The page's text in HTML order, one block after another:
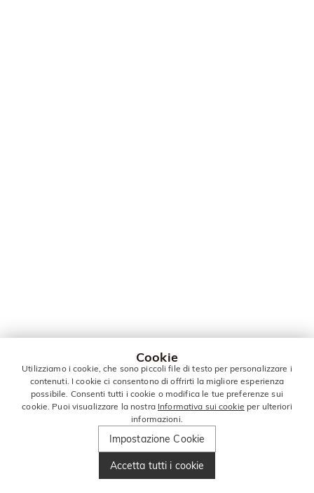
Cookie
Utilizziamo i cookie, che sono piccoli file di testo per personalizzare i
contenuti. I cookie ci consentono di offrirti la migliore esperienza
possibile. Consenti tutti i cookie o modifica le tue preferenze sui
cookie. Puoi visualizzare la nostra Informativa sui cookie per ulteriori
informazioni.
Impostazione Cookie
Accetta tutti i cookie